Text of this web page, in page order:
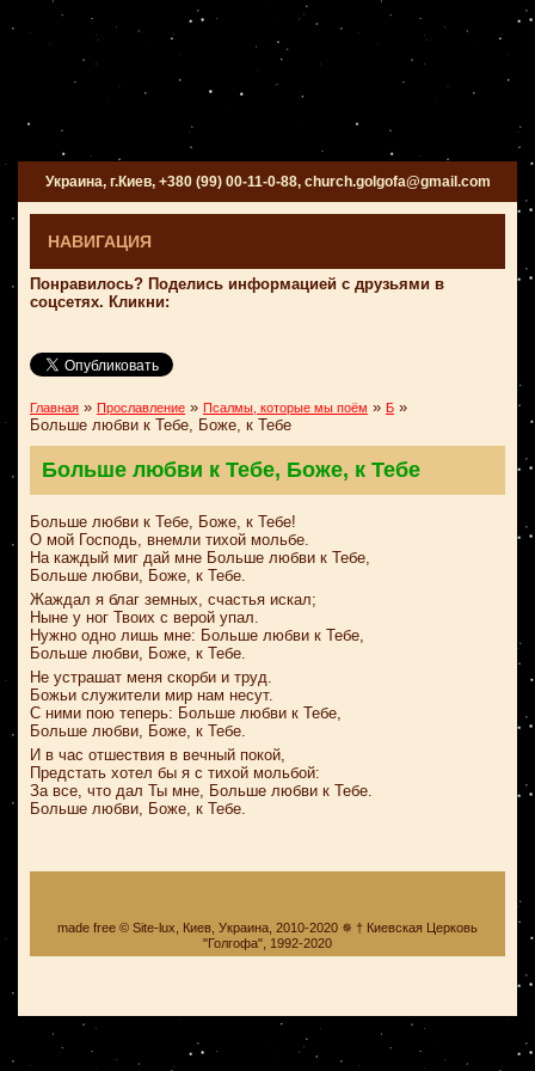
Украина, г.Киев, +380 (99) 00-11-0-88, church.golgofa@gmail.com
НАВИГАЦИЯ
Понравилось? Поделись информацией с друзьями в
соцсетях. Кликни:
Главная » Прославление » Псалмы, которые мы поём » Б »
Больше любви к Тебе, Боже, к Тебе
Больше любви к Тебе, Боже, к Тебе
Больше любви к Тебе, Боже, к Тебе!
О мой Господь, внемли тихой мольбе.
На каждый миг дай мне Больше любви к Тебе,
Больше любви, Боже, к Тебе.
Жаждал я благ земных, счастья искал;
Ныне у ног Твоих с верой упал.
Нужно одно лишь мне: Больше любви к Тебе,
Больше любви, Боже, к Тебе.
Не устрашат меня скорби и труд.
Божьи служители мир нам несут.
С ними пою теперь: Больше любви к Тебе,
Больше любви, Боже, к Тебе.
И в час отшествия в вечный покой,
Предстать хотел бы я с тихой мольбой:
За все, что дал Ты мне, Больше любви к Тебе.
Больше любви, Боже, к Тебе.
made free © Site-lux, Киев, Украина, 2010-2020 ✵ † Киевская Церковь
"Голгофа", 1992-2020